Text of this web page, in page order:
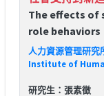
The effects of
role behaviors
人力資源管理研究
Institute of
研究生：張素徵